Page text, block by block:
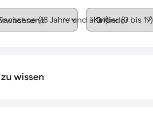
(18 Jahre und älter)Kinder (0 bis 17)
wissen